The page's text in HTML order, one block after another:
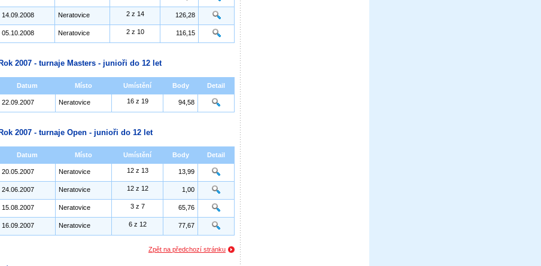
14.09.2008 Neratovice 2 z 14 126,28
05.10.2008 Neratovice 2 z 10 116,15
Rok 2007 - turnaje Masters - junioři do 12 let
Datum Místo Umístění Body Detail
22.09.2007 Neratovice 16 z 19 94,58
Rok 2007 - turnaje Open - junioři do 12 let
Datum Místo Umístění Body Detail
20.05.2007 Neratovice 12 z 13 13,99
24.06.2007 Neratovice 12 z 12 1,00
15.08.2007 Neratovice 3 z 7 65,76
16.09.2007 Neratovice 6 z 12 77,67
Zpět na předchozí stránku